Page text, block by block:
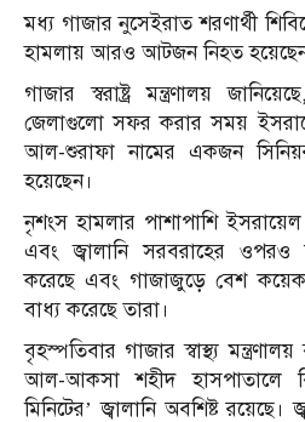
মধ্য গাজার নুসেইরাত শরণার্থী
হামলায় আরও আটজন নিহত
গাজার স্বরাষ্ট্র মন্ত্রণালয়
জেলাগুলো সফর করার সময়
আল-শুরাফা নামের একজন সিনিয়র
হয়েছেন।
নৃশংস হামলার পাশাপাশি
এবং জ্বালানি সরবরাহের
করেছে এবং গাজাজুড়ে বেশ
বাধ্য করেছে তারা।
বৃহস্পতিবার গাজার স্বাস্থ্য
আল-আকসা শহীদ হাসপাতালে
মিনিটের’ জ্বালানি অবশিষ্ট